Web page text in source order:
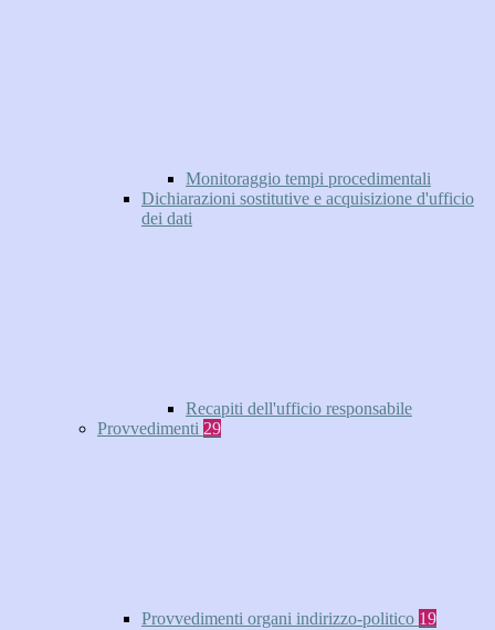
Monitoraggio tempi procedimentali
Dichiarazioni sostitutive e acquisizione d'ufficio
dei dati
Recapiti dell'ufficio responsabile
Provvedimenti 29
Provvedimenti organi indirizzo-politico 19